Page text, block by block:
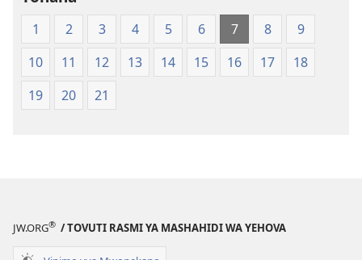
Tafsiri
ya
Ulimwengu
Mpya
1 2 3 4 5 6 7 8
9
10
11 12 13 14 15 16 17
18
19
20 21
JW.ORG® / TOVUTI RASMI YA MASHAHIDI WA YEHOVA